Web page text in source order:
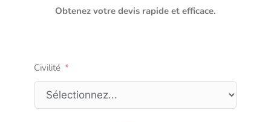
Obtenez votre devis rapide et efficace.
Civilité